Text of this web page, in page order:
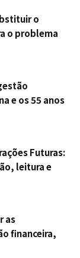
o
o problema
e os 55 anos
Futuras:
leitura e
as
financeira,
segurado